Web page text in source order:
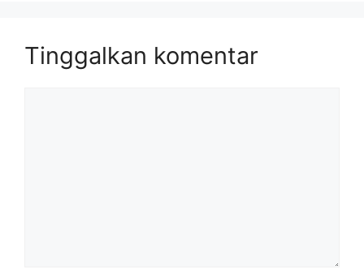
Tinggalkan komentar